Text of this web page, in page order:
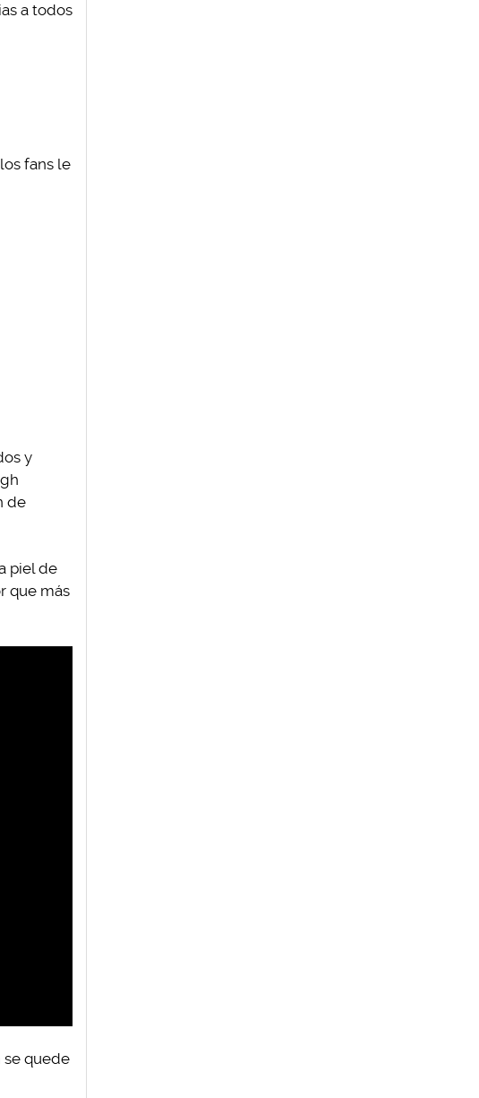
a todos
fans le
y
de
piel de
que más
se quede